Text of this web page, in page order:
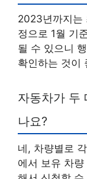
2023년까지는
정으로 1월 기
될 수 있으니
확인하는 것이
자동차가 두
나요?
네, 차량별로
에서 보유 차